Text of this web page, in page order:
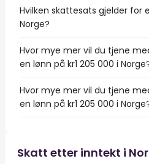
Hvilken skattesats gjelder for
Norge?
Hvor mye mer vil du tjene
en lønn på kr1 205 000 i
Hvor mye mer vil du tjene
en lønn på kr1 205 000 i
Skatt etter inntekt i